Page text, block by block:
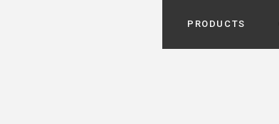
PRODUCTS